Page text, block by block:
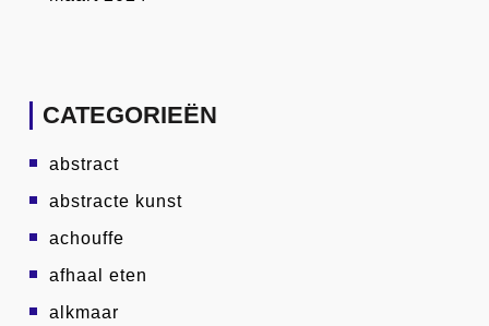
CATEGORIEËN
abstract
abstracte kunst
achouffe
afhaal eten
alkmaar